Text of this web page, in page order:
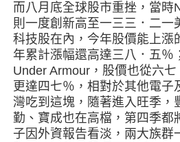
而八月底全球股市重挫，當
則一度創新高至一三三．二
科技股在內，今年股價能上漲
年累計漲幅還高達三八．五％
Under Armour，股價也從六
更達四七％，相對於其他電
灣吃到這塊，隨著進入旺季，
勤、寶成也在高檔，第四季
子因外資報告看淡，兩大族